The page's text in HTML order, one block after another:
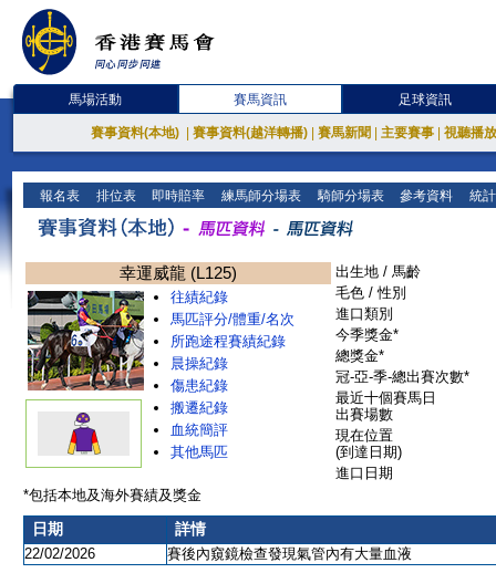
馬場活動 賽馬資訊 足球資訊
賽事資料(本地) 賽事資料(越洋轉播) 賽馬新聞 主要賽事 視聽播
報名表 排位表 即時賠率 練馬師分場表 騎師分場表 參考資料 統
幸運威龍 (L125)
往績紀錄
馬匹評分/體重/名次
所跑途程賽績紀錄
晨操紀錄
傷患紀錄
搬遷紀錄
血統簡評
其他馬匹
出生地 / 馬齡
毛色 / 性別
進口類別
今季獎金*
總獎金*
冠-亞-季-總出賽次數*
最近十個賽馬日
出賽場數
現在位置
(到達日期)
進口日期
*包括本地及海外賽績及獎金
日期
詳情
22/02/2026
賽後內窺鏡檢查發現氣管內有大量血液